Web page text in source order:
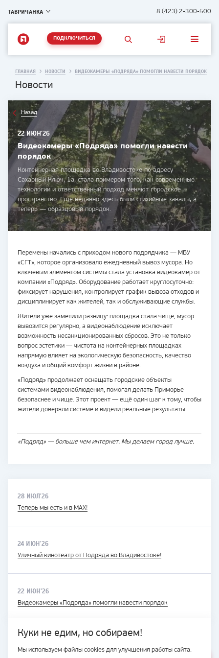
ТАВРИЧАНКА 8 (423) 2-300-500
ПОДКЛЮЧИТЬСЯ
Куки не едим, но собираем!
Мы используем файлы cookies для улучшения работы сайта.
ГЛАВНАЯ НОВОСТИ ВИДЕОКАМЕРЫ «ПОДРЯДА» ПОМОГЛИ НАВЕСТИ ПОРЯДОК
Новости
Назад
22 ИЮН'26
Видеокамеры «Подряда» помогли навести
порядок
Контейнерная площадка во Владивостоке по адресу
Сахарный Ключ, 1а, стала примером того, как современные
технологии и ответственный подход меняют городское
пространство. Ещё недавно здесь были стихийные завалы, а
теперь — образцовый порядок.
Перемены начались с приходом нового подрядчика — МБУ
«СГТ», которое организовало ежедневный вывоз мусора. Но
ключевым элементом системы стала установка видеокамер от
компании «Подряд». Оборудование работает круглосуточно:
фиксирует нарушения, контролирует график вывоза отходов и
дисциплинирует как жителей, так и обслуживающие службы.
Жители уже заметили разницу: площадка стала чище, мусор
вывозится регулярно, а видеонаблюдение исключает
возможность несанкционированных сбросов. Это не только
вопрос эстетики — чистота на контейнерных площадках
напрямую влияет на экологическую безопасность, качество
воздуха и общий комфорт жизни в районе.
«Подряд» продолжает оснащать городские объекты
системами видеонаблюдения, помогая делать Приморье
безопаснее и чище. Этот проект — ещё один шаг к тому, чтобы
жители доверяли системе и видели реальные результаты.
«Подряд» — больше чем интернет. Мы делаем город лучше.
28 ИЮЛ'26
Теперь мы есть и в MAX!
24 ИЮН'26
Уличный кинотеатр от Подряда во Владивостоке!
22 ИЮН'26
Видеокамеры «Подряда» помогли навести порядок